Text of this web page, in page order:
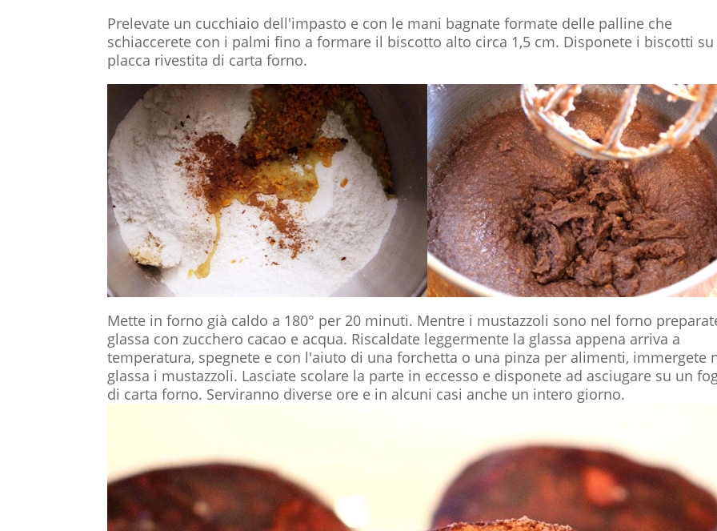
Prelevate un cucchiaio dell'impasto e con le mani bagnate formate delle palline che
schiaccerete con i palmi fino a formare il biscotto alto circa 1,5 cm. Disponete i biscotti su
placca rivestita di carta forno.
Mette in forno già caldo a 180° per 20 minuti. Mentre i mustazzoli sono nel forno
glassa con zucchero cacao e acqua. Riscaldate leggermente la glassa appena arriva a
temperatura, spegnete e con l'aiuto di una forchetta o una pinza per alimenti, immergete
glassa i mustazzoli. Lasciate scolare la parte in eccesso e disponete ad asciugare su un
di carta forno. Serviranno diverse ore e in alcuni casi anche un intero giorno.